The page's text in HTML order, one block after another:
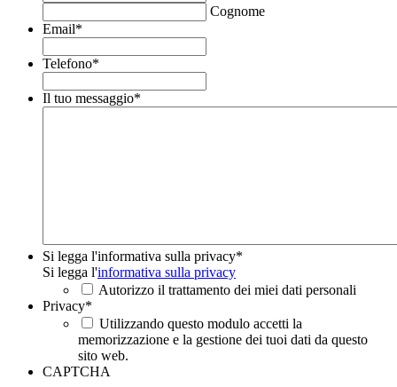
Cognome
Email*
Telefono*
Il tuo messaggio*
Si legga l'informativa sulla privacy*
Si legga l'informativa sulla privacy
Autorizzo il trattamento dei miei dati personali
Privacy*
Utilizzando questo modulo accetti la
memorizzazione e la gestione dei tuoi dati da questo
sito web.
CAPTCHA